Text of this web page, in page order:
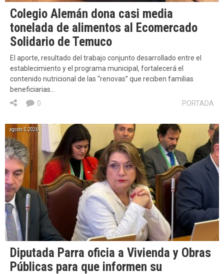
Colegio Alemán dona casi media
tonelada de alimentos al Ecomercado
Solidario de Temuco
El aporte, resultado del trabajo conjunto desarrollado entre el
establecimiento y el programa municipal, fortalecerá el
contenido nutricional de las “renovas” que reciben familias
beneficiarias…
PORTADA
0
agosto 5, 2026
Diputada Parra oficia a Vivienda y Obras
Públicas para que informen su